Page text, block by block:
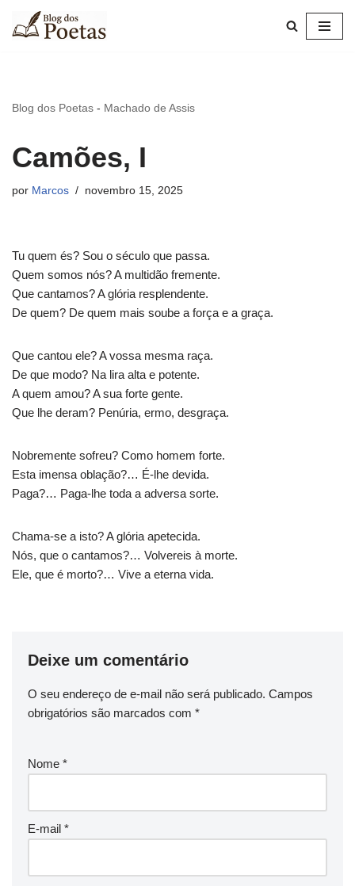
Pular
Blog dos Poetas - Machado de Assis
Camões, I
por Marcos novembro 15, 2025
Tu quem és? Sou o século que passa.
Quem somos nós? A multidão fremente.
Que cantamos? A glória resplendente.
De quem? De quem mais soube a força e a graça.
Que cantou ele? A vossa mesma raça.
De que modo? Na lira alta e potente.
A quem amou? A sua forte gente.
Que lhe deram? Penúria, ermo, desgraça.
Nobremente sofreu? Como homem forte.
Esta imensa oblação?… É-lhe devida.
Paga?… Paga-lhe toda a adversa sorte.
Chama-se a isto? A glória apetecida.
Nós, que o cantamos?… Volvereis à morte.
Ele, que é morto?… Vive a eterna vida.
Deixe um comentário
O seu endereço de e-mail não será publicado. Campos
obrigatórios são marcados com *
Nome *
E-mail *